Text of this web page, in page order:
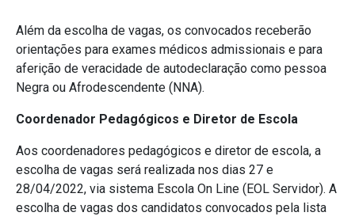
Além da escolha de vagas, os convocados receberão
orientações para exames médicos admissionais e para
aferição de veracidade de autodeclaração como pessoa
Negra ou Afrodescendente (NNA).
Coordenador Pedagógicos e Diretor de Escola
Aos coordenadores pedagógicos e diretor de escola, a
escolha de vagas será realizada nos dias 27 e
28/04/2022, via sistema Escola On Line (EOL Servidor). A
escolha de vagas dos candidatos convocados pela lista